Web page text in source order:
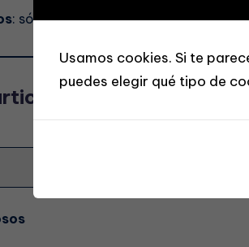
: sólo si son obligatorios por
Usamos cookies. Si te
puedes elegir qué tipo de